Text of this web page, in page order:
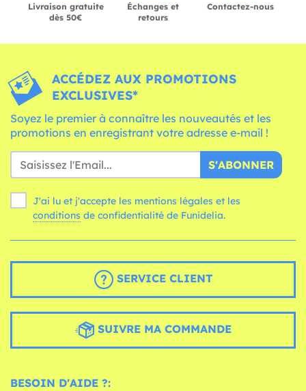
Livraison gratuite
dès 50€
Échanges et
retours
Contactez-nous
ACCÉDEZ AUX PROMOTIONS
EXCLUSIVES*
Soyez le premier à connaître les nouveautés et les
promotions en enregistrant votre adresse e-mail !
S'ABONNER
J'ai lu et j'accepte les mentions légales et les
conditions de confidentialité de Funidelia.
SERVICE CLIENT
SUIVRE MA COMMANDE
BESOIN D'AIDE ?: